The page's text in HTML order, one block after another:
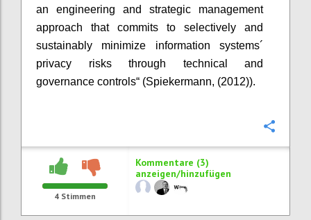
an engineering and strategic management
approach that commits to selectively and
sustainably minimize information systems´
privacy risks through technical and
governance controls“ (Spiekermann, (2012)).
4 Stimmen
Kommentare (3)
anzeigen/hinzufügen